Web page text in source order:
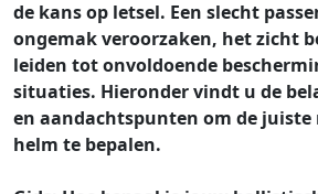
de kans op letsel. Een slecht
ongemak veroorzaken, het zicht
leiden tot onvoldoende
situaties. Hieronder vindt u de
en aandachtspunten om de
helm te bepalen.